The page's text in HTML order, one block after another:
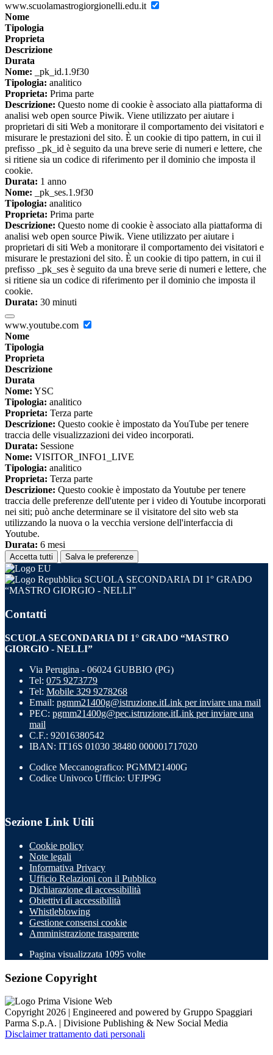
www.scuolamastrogiorgionelli.edu.it
Nome
Tipologia
Proprieta
Descrizione
Durata
Nome: _pk_id.1.9f30
Tipologia: analitico
Proprieta: Prima parte
Descrizione: Questo nome di cookie è associato alla piattaforma di
analisi web open source Piwik. Viene utilizzato per aiutare i
proprietari di siti Web a monitorare il comportamento dei visitatori e
misurare le prestazioni del sito. È un cookie di tipo pattern, in cui il
prefisso _pk_id è seguito da una breve serie di numeri e lettere, che
si ritiene sia un codice di riferimento per il dominio che imposta il
cookie.
Durata: 1 anno
Nome: _pk_ses.1.9f30
Tipologia: analitico
Proprieta: Prima parte
Descrizione: Questo nome di cookie è associato alla piattaforma di
analisi web open source Piwik. Viene utilizzato per aiutare i
proprietari di siti Web a monitorare il comportamento dei visitatori e
misurare le prestazioni del sito. È un cookie di tipo pattern, in cui il
prefisso _pk_ses è seguito da una breve serie di numeri e lettere, che
si ritiene sia un codice di riferimento per il dominio che imposta il
cookie.
Durata: 30 minuti
www.youtube.com
Nome
Tipologia
Proprieta
Descrizione
Durata
Nome: YSC
Tipologia: analitico
Proprieta: Terza parte
Descrizione: Questo cookie è impostato da YouTube per tenere
traccia delle visualizzazioni dei video incorporati.
Durata: Sessione
Nome: VISITOR_INFO1_LIVE
Tipologia: analitico
Proprieta: Terza parte
Descrizione: Questo cookie è impostato da Youtube per tenere
traccia delle preferenze dell'utente per i video di Youtube incorporati
nei siti; può anche determinare se il visitatore del sito web sta
utilizzando la nuova o la vecchia versione dell'interfaccia di
Youtube.
Durata: 6 mesi
Accetta tutti Salva le preferenze
SCUOLA SECONDARIA DI 1° GRADO
“MASTRO GIORGIO - NELLI”
Contatti
SCUOLA SECONDARIA DI 1° GRADO “MASTRO
GIORGIO - NELLI”
Via Perugina - 06024 GUBBIO (PG)
Tel: 075 9273779
Tel: Mobile 329 9278268
Email: pgmm21400g@istruzione.itLink per inviare una mail
PEC: pgmm21400g@pec.istruzione.itLink per inviare una
mail
C.F.: 92016380542
IBAN: IT16S 01030 38480 000001717020
Codice Meccanografico: PGMM21400G
Codice Univoco Ufficio: UFJP9G
Sezione Link Utili
Cookie policy
Note legali
Informativa Privacy
Ufficio Relazioni con il Pubblico
Dichiarazione di accessibilità
Obiettivi di accessibilità
Whistleblowing
Gestione consensi cookie
Amministrazione trasparente
Pagina visualizzata 1095 volte
Sezione Copyright
Copyright 2026 | Engineered and powered by Gruppo Spaggiari
Parma S.p.A. | Divisione Publishing & New Social Media
Disclaimer trattamento dati personali